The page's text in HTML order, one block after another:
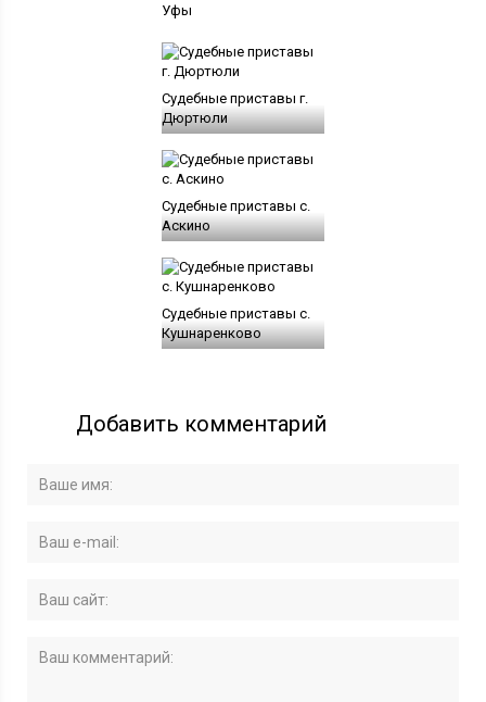
Уфы
Судебные приставы г.
Дюртюли
Судебные приставы с.
Аскино
Судебные приставы с.
Кушнаренково
Добавить комментарий